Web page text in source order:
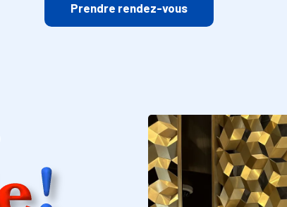
Prendre rendez-vous